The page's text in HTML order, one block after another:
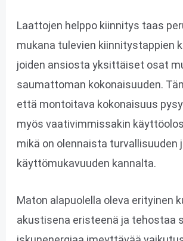
Laattojen helppo kiinnitys taas
mukana tulevien kiinnitystappien
joiden ansiosta yksittäiset osat
saumattoman kokonaisuuden.
että montoitava kokonaisuus
myös vaativimmissakin
mikä on olennaista turvallisuuden
käyttömukavuuden kannalta.
Maton alapuolella oleva erityinen
akustisena eristeenä ja tehostaa